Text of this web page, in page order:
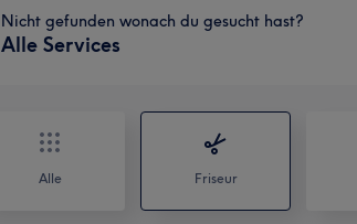
Nicht gefunden wonach du gesucht hast?
Alle Services
Alle Friseur